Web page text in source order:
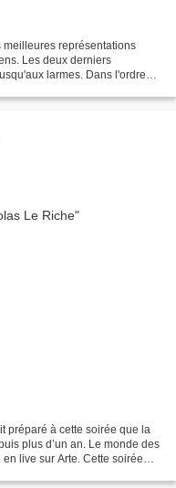
meilleures représentations
Les deux derniers
larmes. Dans l'ordre
préparé à cette soirée que la
plus d’un an. Le monde des
live sur Arte. Cette soirée